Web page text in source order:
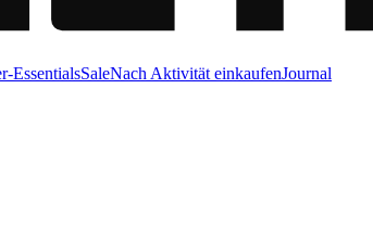
EssentialsSaleNach Aktivität einkaufenJournal